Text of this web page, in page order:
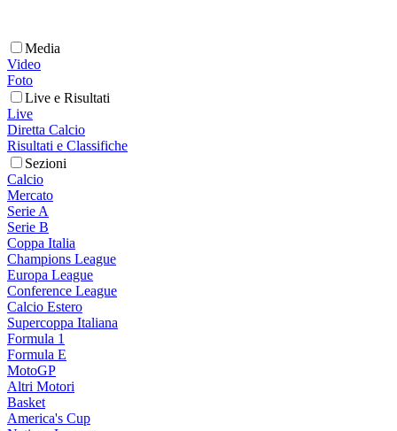
Media
Video
Foto
Live e Risultati
Live
Diretta Calcio
Risultati e Classifiche
Sezioni
Calcio
Mercato
Serie A
Serie B
Coppa Italia
Champions League
Europa League
Conference League
Calcio Estero
Supercoppa Italiana
Formula 1
Formula E
MotoGP
Altri Motori
Basket
America's Cup